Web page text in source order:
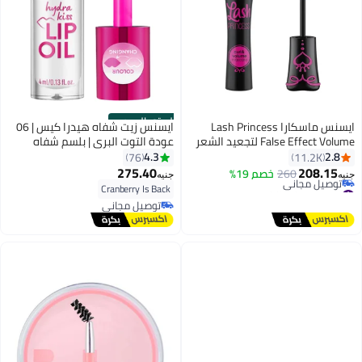
8
ايسنس ماسكارا Lash Princess
False Effect Volume لتجعيد الشعر
باللون الأسود
2.8
11.2K
جنيه208.15
260 خصم 19%
#49 في ماسكارا
توصيل مجاني
#49 في ماسكارا
الستور الرسمي ايسنس زيت شفاه هيدرا كيس | 06
عودة التوت البري | بلسم شفاه
مرطب مع زيوت | لمسة رطبة |
ترطيب ونعومة | صديق للحيوانات |
تطبيق ناعم لجميع أنواع البشرة
4.3
76
جنيه275.40
Cranberry Is Back
توصيل مجاني
توصيل مجاني